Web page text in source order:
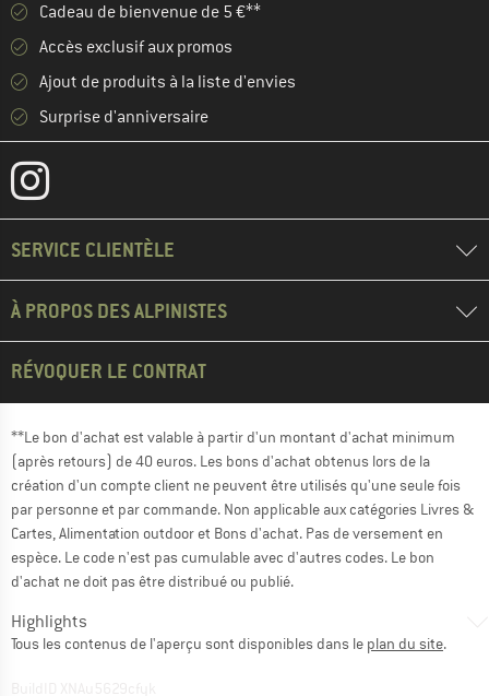
Cadeau de bienvenue de 5 €**
Accès exclusif aux promos
Ajout de produits à la liste d'envies
Surprise d'anniversaire
SERVICE CLIENTÈLE
À PROPOS DES ALPINISTES
RÉVOQUER LE CONTRAT
**Le bon d'achat est valable à partir d'un montant d'achat minimum
(après retours) de 40 euros. Les bons d'achat obtenus lors de la
création d'un compte client ne peuvent être utilisés qu'une seule fois
par personne et par commande. Non applicable aux catégories Livres &
Cartes, Alimentation outdoor et Bons d'achat. Pas de versement en
espèce. Le code n'est pas cumulable avec d'autres codes. Le bon
d'achat ne doit pas être distribué ou publié.
Highlights
Tous les contenus de l'aperçu sont disponibles dans le plan du site.